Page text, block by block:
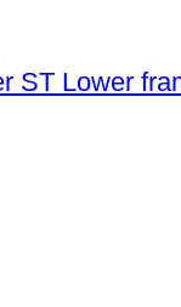
Lower